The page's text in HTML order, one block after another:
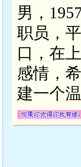
男，
职员，
口，在
感情，
建一个